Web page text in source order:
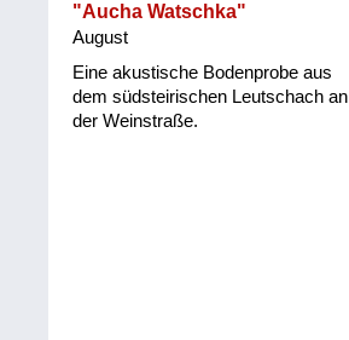
"Aucha Watschka"
August
Eine akustische Bodenprobe aus
dem südsteirischen Leutschach an
der Weinstraße.